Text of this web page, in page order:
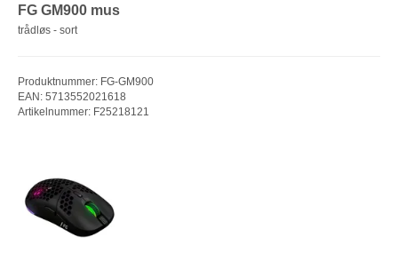
FG GM900 mus
trådløs - sort
Produktnummer: FG-GM900
EAN: 5713552021618
Artikelnummer: F25218121